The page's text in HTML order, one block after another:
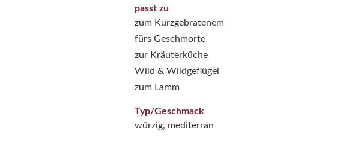
passt zu
zum Kurzgebratenem
fürs Geschmorte
zur Kräuterküche
Wild & Wildgeflügel
zum Lamm
Typ/Geschmack
würzig, mediterran